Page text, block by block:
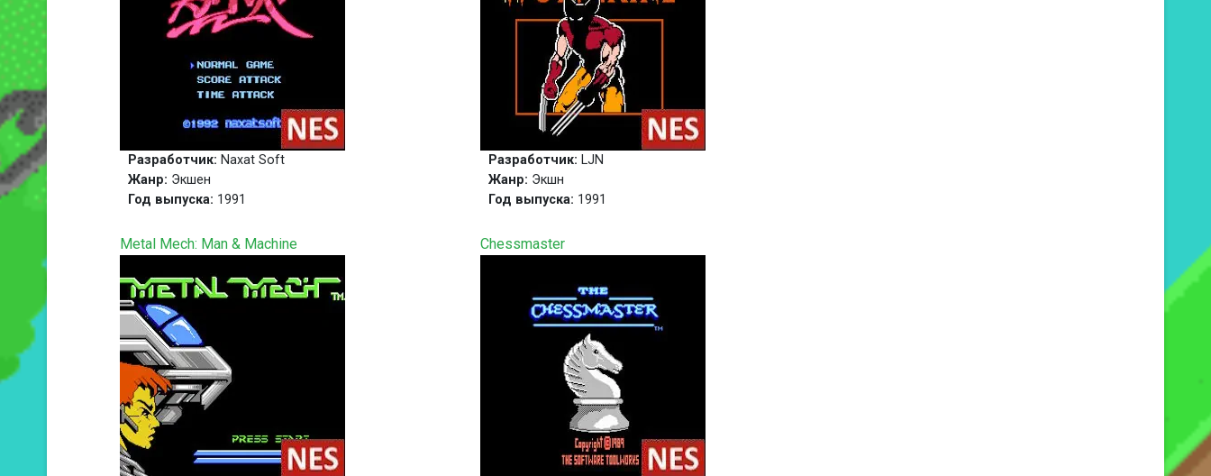
Разработчик: Naxat Soft
Жанр: Экшен
Год выпуска: 1991
Разработчик: LJN
Жанр: Экшн
Год выпуска: 1991
Metal Mech: Man & Machine Chessmaster